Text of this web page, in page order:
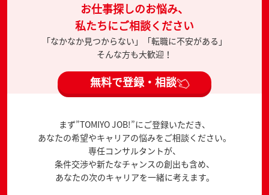
お仕事探しのお悩み、
私たちにご相談ください
「なかなか見つからない」「転職に不安がある」
そんな方も大歓迎！
無料で登録・相談
まず”TOMIYO JOB!”にご登録いただき、
あなたの希望やキャリアの悩みをご相談ください。
専任コンサルタントが、
条件交渉や新たなチャンスの創出も含め、
あなたの次のキャリアを一緒に考えます。